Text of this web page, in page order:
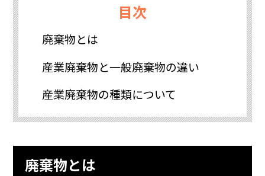
目次
廃棄物とは
産業廃棄物と一般廃棄物の違い
産業廃棄物の種類について
廃棄物とは